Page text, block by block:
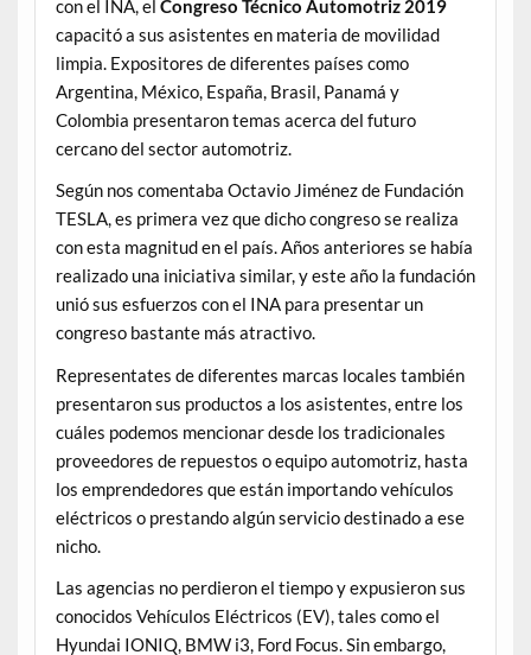
con el INA, el Congreso Técnico Automotriz 2019
capacitó a sus asistentes en materia de movilidad
limpia. Expositores de diferentes países como
Argentina, México, España, Brasil, Panamá y
Colombia presentaron temas acerca del futuro
cercano del sector automotriz.
Según nos comentaba Octavio Jiménez de Fundación
TESLA, es primera vez que dicho congreso se realiza
con esta magnitud en el país. Años anteriores se había
realizado una iniciativa similar, y este año la fundación
unió sus esfuerzos con el INA para presentar un
congreso bastante más atractivo.
Representates de diferentes marcas locales también
presentaron sus productos a los asistentes, entre los
cuáles podemos mencionar desde los tradicionales
proveedores de repuestos o equipo automotriz, hasta
los emprendedores que están importando vehículos
eléctricos o prestando algún servicio destinado a ese
nicho.
Las agencias no perdieron el tiempo y expusieron sus
conocidos Vehículos Eléctricos (EV), tales como el
Hyundai IONIQ, BMW i3, Ford Focus. Sin embargo,